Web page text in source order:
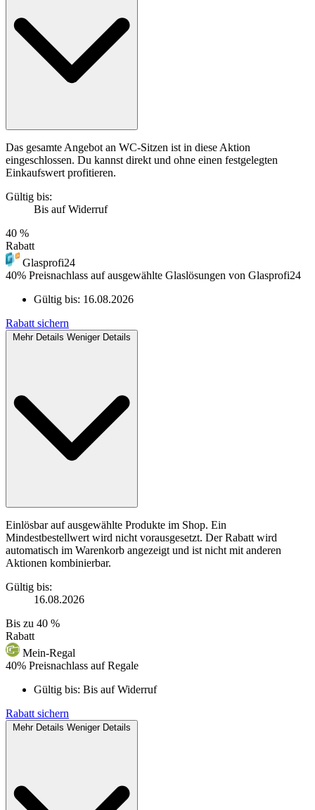
Das gesamte Angebot an WC-Sitzen ist in diese Aktion
eingeschlossen. Du kannst direkt und ohne einen festgelegten
Einkaufswert profitieren.
Gültig bis:
Bis auf Widerruf
40 %
Rabatt
Glasprofi24
40% Preisnachlass auf ausgewählte Glaslösungen von Glasprofi24
Gültig bis: 16.08.2026
Rabatt sichern
Mehr Details Weniger Details
Einlösbar auf ausgewählte Produkte im Shop. Ein
Mindestbestellwert wird nicht vorausgesetzt. Der Rabatt wird
automatisch im Warenkorb angezeigt und ist nicht mit anderen
Aktionen kombinierbar.
Gültig bis:
16.08.2026
Bis zu 40 %
Rabatt
Mein-Regal
40% Preisnachlass auf Regale
Gültig bis: Bis auf Widerruf
Rabatt sichern
Mehr Details Weniger Details